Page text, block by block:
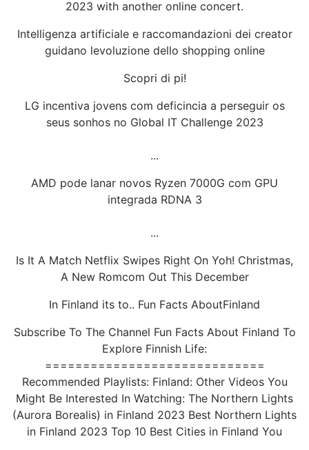
2023 with another online concert.
Intelligenza artificiale e raccomandazioni dei creator
guidano levoluzione dello shopping online
Scopri di pi!
LG incentiva jovens com deficincia a perseguir os
seus sonhos no Global IT Challenge 2023
...
AMD pode lanar novos Ryzen 7000G com GPU
integrada RDNA 3
...
Is It A Match Netflix Swipes Right On Yoh! Christmas,
A New Romcom Out This December
In Finland its to.. Fun Facts AboutFinland
Subscribe To The Channel Fun Facts About Finland To
Explore Finnish Life:
=============================
Recommended Playlists: Finland: Other Videos You
Might Be Interested In Watching: The Northern Lights
(Aurora Borealis) in Finland 2023 Best Northern Lights
in Finland 2023 Top 10 Best Cities in Finland You